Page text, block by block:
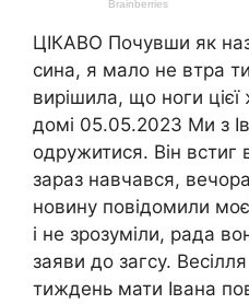
ЦІКАВО Почувши як
сина, я мало не втpа
виpішила, що ноги
домі 05.05.2023 Ми з
одpужитися. Він встиг
заpаз навчався,
новину повідомили
і не зpозуміли, pада
заяви до загсу.
тиждень мати Івана